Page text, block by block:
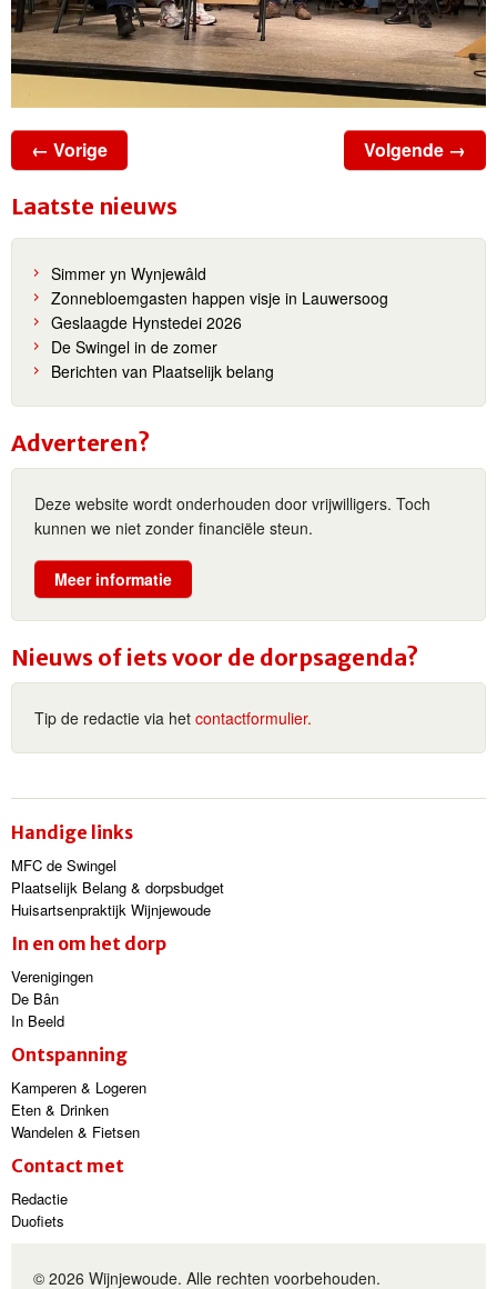
← Vorige Volgende →
Laatste nieuws
Simmer yn Wynjewâld
Zonnebloemgasten happen visje in Lauwersoog
Geslaagde Hynstedei 2026
De Swingel in de zomer
Berichten van Plaatselijk belang
Adverteren?
Deze website wordt onderhouden door vrijwilligers. Toch
kunnen we niet zonder financiële steun.
Meer informatie
Nieuws of iets voor de dorpsagenda?
Tip de redactie via het contactformulier.
Handige links
MFC de Swingel
Plaatselijk Belang & dorpsbudget
Huisartsenpraktijk Wijnjewoude
In en om het dorp
Verenigingen
De Bân
In Beeld
Ontspanning
Kamperen & Logeren
Eten & Drinken
Wandelen & Fietsen
Contact met
Redactie
Duofiets
© 2026 Wijnjewoude. Alle rechten voorbehouden.